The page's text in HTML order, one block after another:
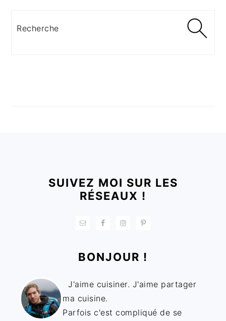
SUIVEZ MOI SUR LES
RÉSEAUX !
BONJOUR !
J'aime cuisiner. J'aime partager
ma cuisine.
Parfois c'est compliqué de se